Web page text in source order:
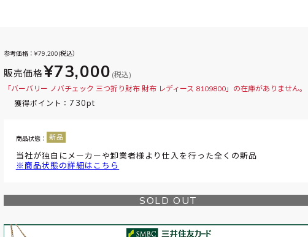
参考価格：¥79,200(税込）
販売価格¥73,000 (税込)
「バーバリー ノバチェック 三つ折り財布 財布 レディース 8109800」の在庫がありません。
獲得ポイント： 730pt
商品状態：
当社が独自にメーカーや卸業者様より仕入を行った全くの新品
※商品状態の詳細はこちら
SOLD OUT